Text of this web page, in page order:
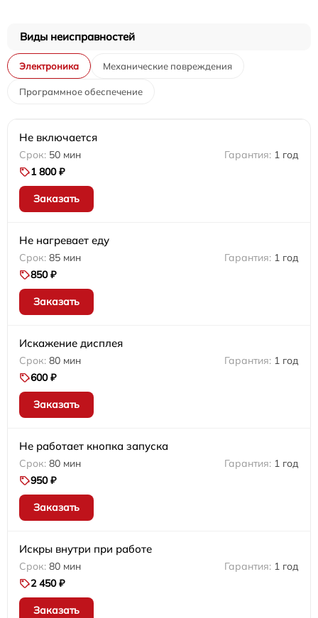
Виды неисправностей
Электроника Механические повреждения
Программное обеспечение
Не включается
50 мин
1 год
1 800 ₽
Заказать
Не нагревает еду
85 мин
1 год
850 ₽
Заказать
Искажение дисплея
80 мин
1 год
600 ₽
Заказать
Не работает кнопка запуска
80 мин
1 год
950 ₽
Заказать
Искры внутри при работе
80 мин
1 год
2 450 ₽
Заказать